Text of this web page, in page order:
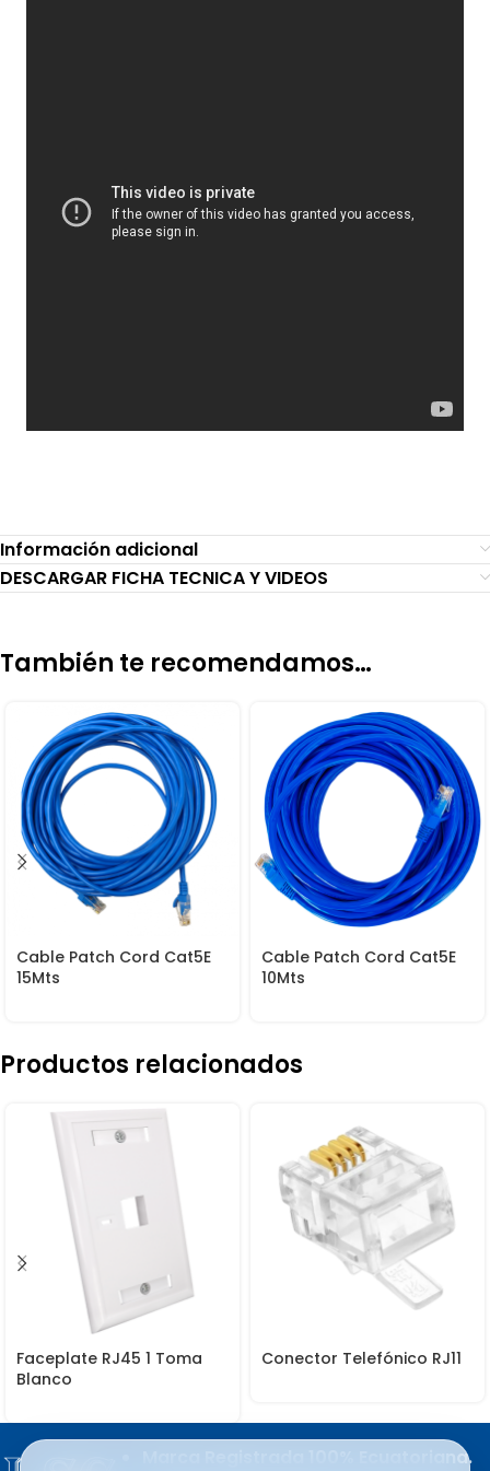
Información adicional
DESCARGAR FICHA TECNICA Y VIDEOS
También te recomendamos…
Cable Patch Cord Cat5E
15Mts
Cable Patch Cord Cat5E
10Mts
Productos relacionados
Faceplate RJ45 1 Toma
Blanco
Conector Telefónico RJ11
Marca Registrada 100% Ecuatoriana.